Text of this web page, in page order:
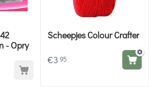
- Opry
Scheepjes Colour Crafter
€3 95